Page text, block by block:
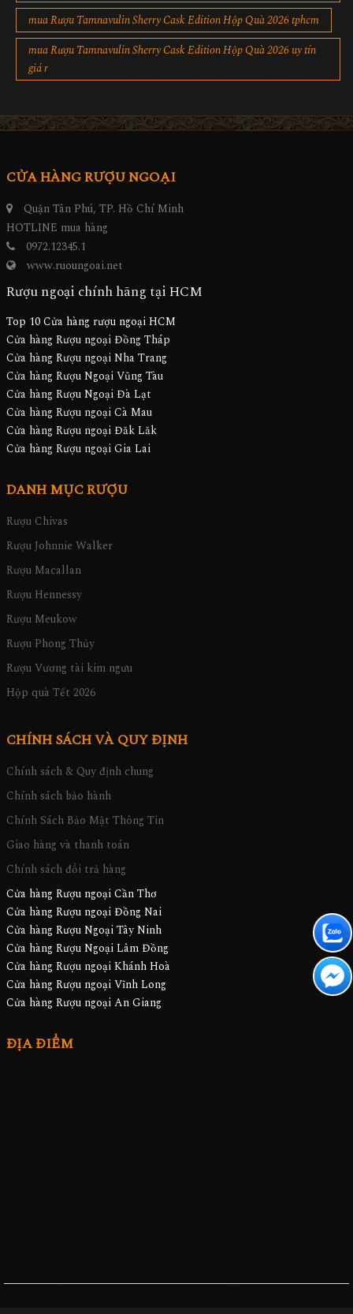
mua Rượu Tamnavulin Sherry Cask Edition Hộp Quà 2026 tphcm
mua Rượu Tamnavulin Sherry Cask Edition Hộp Quà 2026 uy tín
giá r
CỬA HÀNG RƯỢU NGOẠI
Quận Tân Phú, TP. Hồ Chí Minh
HOTLINE mua hàng
0972.12345.1
www.ruoungoai.net
Rượu ngoại chính hãng tại HCM
Top 10 Cửa hàng rượu ngoại HCM
Cửa hàng Rượu ngoại Đồng Tháp
Cửa hàng Rượu ngoại Nha Trang
Cửa hàng Rượu Ngoại Vũng Tàu
Cửa hàng Rượu Ngoại Đà Lạt
Cửa hàng Rượu ngoại Cà Mau
Cửa hàng Rượu ngoại Đăk Lăk
Cửa hàng Rượu ngoại Gia Lai
DANH MỤC RƯỢU
Rượu Chivas
Rượu Johnnie Walker
Rượu Macallan
Rượu Hennessy
Rượu Meukow
Rượu Phong Thủy
Rượu Vương tài kim ngưu
Hộp quà Tết 2026
CHÍNH SÁCH VÀ QUY ĐỊNH
Chính sách & Quy định chung
Chính sách bảo hành
Chính Sách Bảo Mật Thông Tin
Giao hàng và thanh toán
Chính sách đổi trả hàng
Cửa hàng Rượu ngoại Cần Thơ
Cửa hàng Rượu ngoại Đồng Nai
Cửa hàng Rượu Ngoại Tây Ninh
Cửa hàng Rượu Ngoại Lâm Đồng
Cửa hàng Rượu ngoại Khánh Hoà
Cửa hàng Rượu ngoại Vĩnh Long
Cửa hàng Rượu ngoại An Giang
ĐỊA ĐIỂM